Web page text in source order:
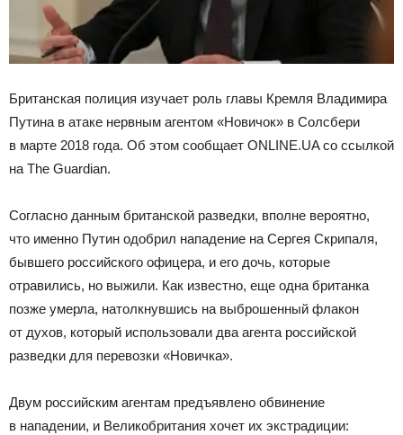
Британская полиция изучает роль главы Кремля Владимира
Путина в атаке нервным агентом «Новичок» в Солсбери
в марте 2018 года. Об этом сообщает ONLINE.UA со ссылкой
на The Guardian.
Согласно данным британской разведки, вполне вероятно,
что именно Путин одобрил нападение на Сергея Скрипаля,
бывшего российского офицера, и его дочь, которые
отравились, но выжили. Как известно, еще одна британка
позже умерла, натолкнувшись на выброшенный флакон
от духов, который использовали два агента российской
разведки для перевозки «Новичка».
Двум российским агентам предъявлено обвинение
в нападении, и Великобритания хочет их экстрадиции: